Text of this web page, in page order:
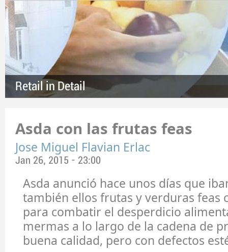
Retail in Detail
Asda con las frutas feas
Jose Miguel Flavian Erlac
Jan 26, 2015 - 23:00
Asda anunció hace unos días que
también ellos frutas y verduras feas
para combatir el desperdicio
mermas a lo largo de la cadena de
buena calidad, pero con defectos